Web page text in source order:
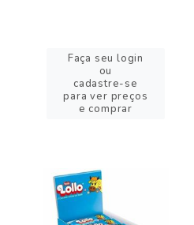
Faça seu login
ou
cadastre-se
para ver preços
e comprar